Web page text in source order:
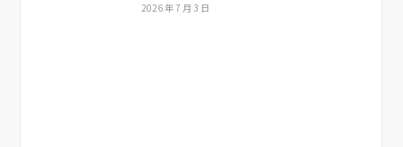
2026 年 7 月 3 日